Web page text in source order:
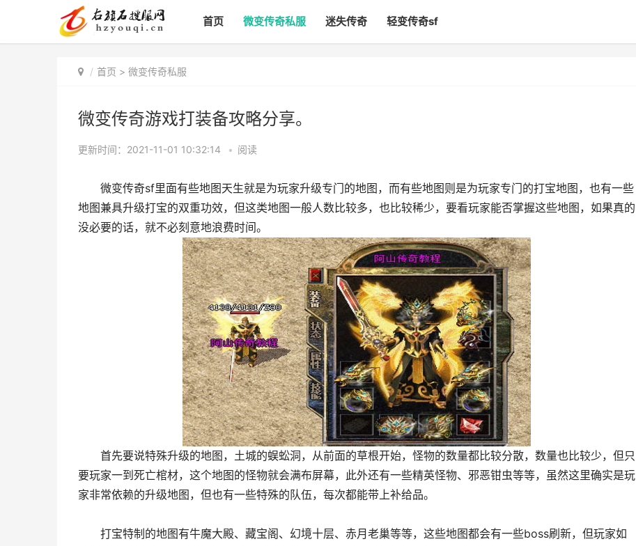
首页 微变传奇私服 迷失传奇 轻变传奇sf
首页 > 微变传奇私服
微变传奇游戏打装备攻略分享。
更新时间：2021-11-01 10:32:14 • 阅读
微变传奇sf里面有些地图天生就是为玩家升级专门的地图，而有些地图则是为玩家专门的打宝地图，也有一些
地图兼具升级打宝的双重功效，但这类地图一般人数比较多，也比较稀少，要看玩家能否掌握这些地图，如果真的
没必要的话，就不必刻意地浪费时间。
首先要说特殊升级的地图，土城的蜈蚣洞，从前面的草根开始，怪物的数量都比较分散，数量也比较少，但只
要玩家一到死亡棺材，这个地图的怪物就会满布屏幕，此外还有一些精英怪物、邪恶钳虫等等，虽然这里确实是玩
家非常依赖的升级地图，但也有一些特殊的队伍，每次都能带上补给品。
打宝特制的地图有牛魔大殿、藏宝阁、幻境十层、赤月老巢等等，这些地图都会有一些boss刷新，但玩家如